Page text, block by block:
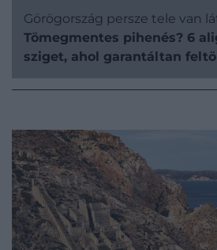
Görögország persze tele van
Tömegmentes pihenés? 6
sziget, ahol garantáltan